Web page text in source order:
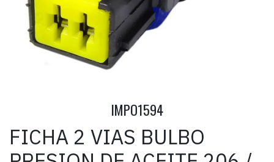
IMPO1594
FICHA 2 VIAS BULBO